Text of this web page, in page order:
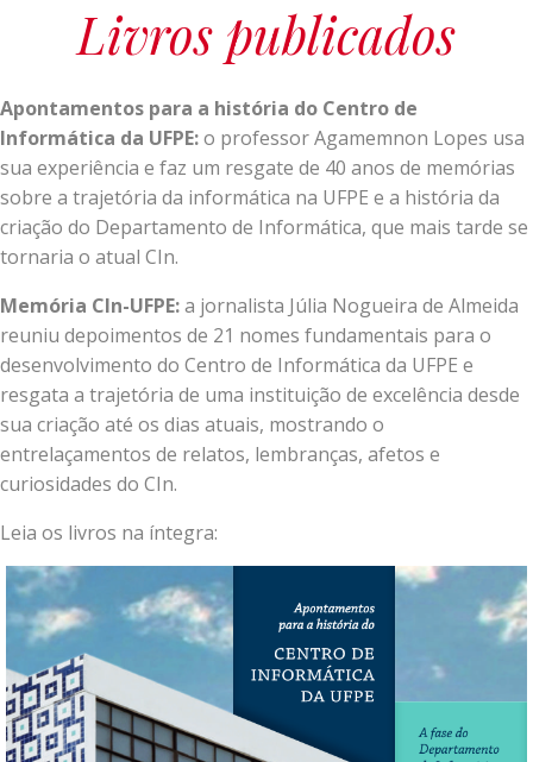
Livros publicados
Apontamentos para a história do Centro de
Informática da UFPE:o professor Agamemnon Lopes usa
sua experiência e faz um resgate de 40 anos de memórias
sobre a trajetória da informática na UFPE e a história da
criação do Departamento de Informática, que mais tarde se
tornaria o atual CIn.
Memória CIn-UFPE:a jornalista Júlia Nogueira de Almeida
reuniu depoimentos de 21 nomes fundamentais para o
desenvolvimento do Centro de Informática da UFPE e
resgata a trajetória de uma instituição de excelência desde
sua criação até os dias atuais, mostrando o
entrelaçamentos de relatos, lembranças, afetos e
curiosidades do CIn.
Leia os livros na íntegra: